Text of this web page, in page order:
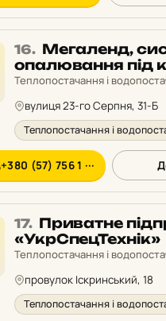
16. Місце
16
у
Мегаленд,
опалювання під
Теплопостачання і
вулиця 23-го Серпня, 31-Б
Теплопостачання і
+380 (57) 756 1 ···
17. Місце
17
у
Приватне
«УкрСпецТехнік»
Теплопостачання і
провулок Іскринський, 18
Теплопостачання і